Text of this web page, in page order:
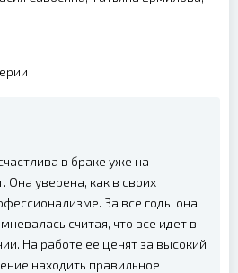
в браке уже на
Она уверена, как в своих
За все годы она
считая, что все идет в
На работе ее ценят за высокий
находить правильное